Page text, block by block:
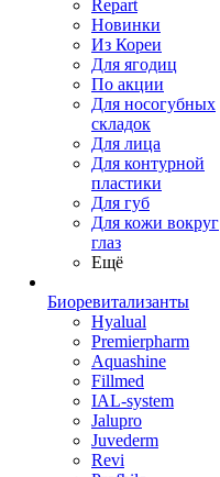
Repart
Новинки
Из Кореи
Для ягодиц
По акции
Для носогубных
складок
Для лица
Для контурной
пластики
Для губ
Для кожи вокруг
глаз
Ещё
Биоревитализанты
Hyalual
Premierpharm
Aquashine
Fillmed
IAL-system
Jalupro
Juvederm
Revi